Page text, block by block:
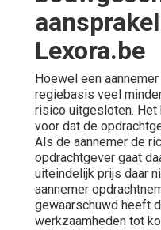
Lexora.be
Hoewel een
regiebasis veel
risico uitgesloten. Het
voor dat de
Als de aannemer de
opdrachtgever gaat
uiteindelijk prijs daar
aannemer
gewaarschuwd heeft
werkzaamheden tot